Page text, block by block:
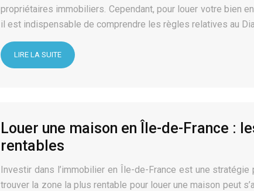
propriétaires immobiliers. Cependant, pour louer votre bien
il est indispensable de comprendre les règles relatives au
LIRE LA SUITE
Louer une maison en Île-de-France :
rentables
Investir dans l’immobilier en Île-de-France est une
trouver la zone la plus rentable pour louer une maison peut